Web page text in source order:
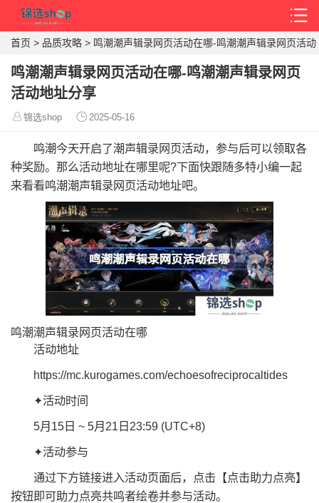
首页 > 品质攻略 > 鸣潮潮声辑录网页活动在哪-鸣潮潮声辑录网页活动
地址分享
鸣潮潮声辑录网页活动在哪-鸣潮潮声辑录网页
活动地址分享
锦选shop 2025-05-16
鸣潮今天开启了潮声辑录网页活动，参与后可以领取各
种奖励。那么活动地址在哪里呢?下面快跟随多特小编一起
来看看鸣潮潮声辑录网页活动地址吧。
鸣潮潮声辑录网页活动在哪
活动地址
https://mc.kurogames.com/echoesofreciprocaltides
✦活动时间
5月15日 ~ 5月21日23:59 (UTC+8)
✦活动参与
通过下方链接进入活动页面后，点击【点击助力点亮】
按钮即可助力点亮共鸣者绘卷并参与活动。